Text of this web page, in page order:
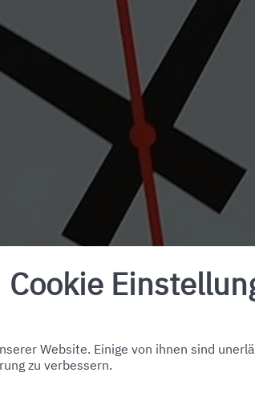
Cookie
Website. Einige von ihnen sind
zu verbessern.